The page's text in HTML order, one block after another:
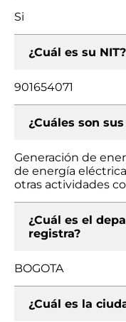
Si
¿Cuál es su NIT?
901654071
¿Cuáles son
Generación de
de energía
otras actividades
¿Cuál es el
registra?
BOGOTA
¿Cuál es la